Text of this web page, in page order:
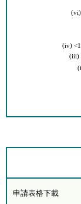
(iv)
申請表格下載